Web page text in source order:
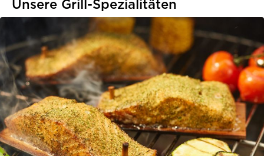
Unsere Grill-Spezialitäten